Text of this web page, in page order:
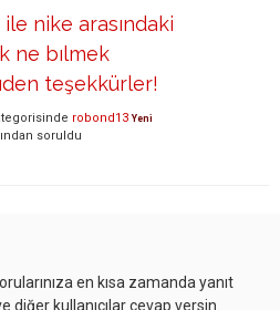
nike arasındaki
ne bılmek
teşekkürler!
robond13 Yeni
soruldu
en kısa zamanda yanıt
kullanıcılar cevap versin.